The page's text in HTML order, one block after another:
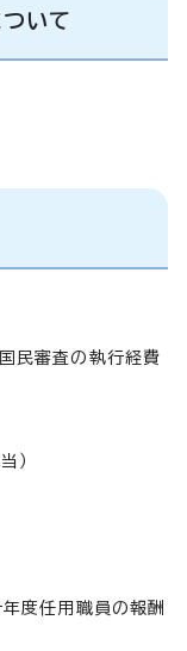
いて
民審査の執行経費
）
度任用職員の報酬